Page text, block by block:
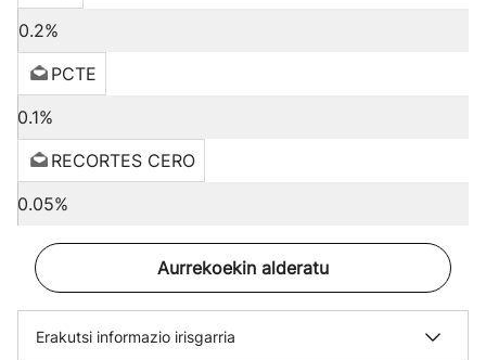
0.2%
PCTE
0.1%
RECORTES CERO
0.05%
Aurrekoekin alderatu
Erakutsi informazio irisgarria